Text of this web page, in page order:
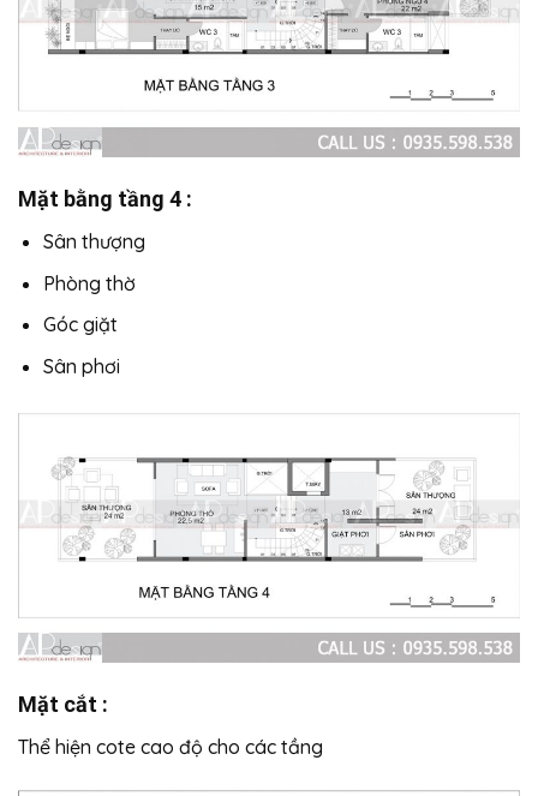
Mặt bằng tầng 4 :
Sân thượng
Phòng thờ
Góc giặt
Sân phơi
Mặt cắt :
Thể hiện cote cao độ cho các tầng